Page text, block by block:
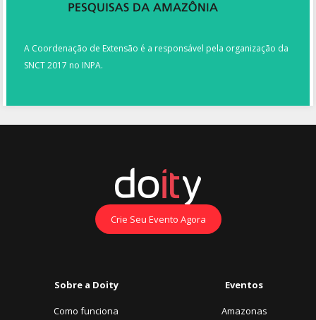
A Coordenação de Extensão é a responsável pela organização da
SNCT 2017 no INPA.
Crie Seu Evento Agora
Sobre a Doity
Como funciona
Eventos
Amazonas